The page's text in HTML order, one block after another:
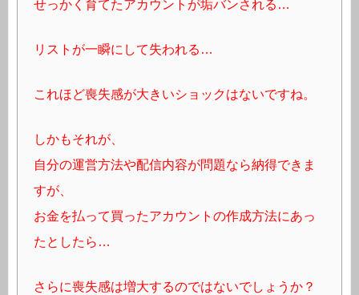
せっかく育てたアカウントが垢バンされる…
リストが一瞬にして失われる…
これほど喪失感が大きいショックはないですね。
しかもそれが、
自分の運営方法や配信内容が問題なら納得できま
すが、
お金を払って買ったアカウントの作成方法にあっ
たとしたら…
さらに喪失感は増大するのではないでしょうか？